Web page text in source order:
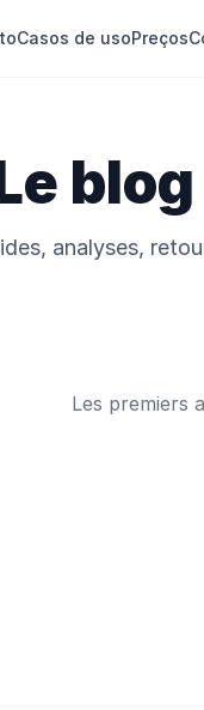
Casos de usoPreços
analyses,
Les premiers